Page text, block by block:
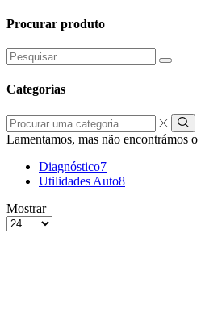
Procurar produto
Pesquisar
por:
Categorias
Lamentamos, mas não encontrámos
Diagnóstico7
Utilidades Auto8
grelha
de
Lista
Mostrar
Produtos